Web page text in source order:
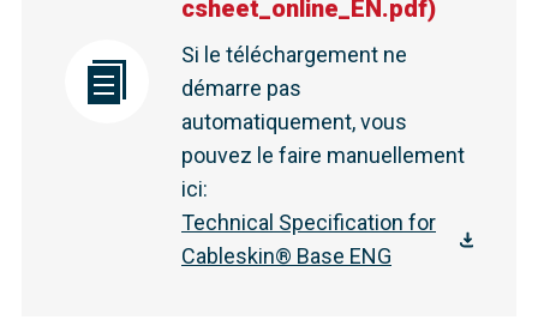
csheet_online_EN.pdf)
Si le téléchargement ne
démarre pas
automatiquement, vous
pouvez le faire manuellement
ici:
Technical Specification for
Cableskin® Base ENG